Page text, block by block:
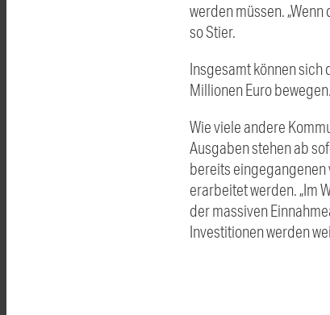
werden müssen.
so Stier.
Insgesamt können sich
Millionen Euro
Wie viele andere
Ausgaben stehen ab
bereits
erarbeitet werden. „Im
der massiven
Investitionen werden